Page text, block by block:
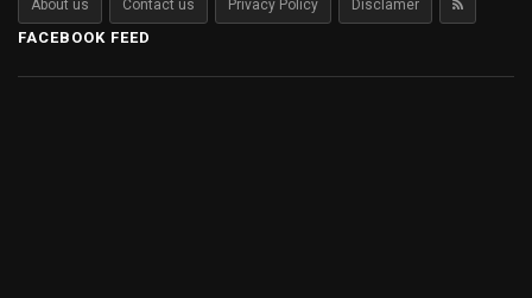
About us Contact us Privacy Policy Disclamer
FACEBOOK FEED